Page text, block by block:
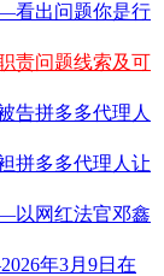
出问题你是行
责问题线索及可
告拼多多代理人
拼多多代理人让
以网红法官邓鑫
年3月9日在